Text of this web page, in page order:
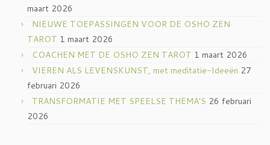
maart 2026
NIEUWE TOEPASSINGEN VOOR DE OSHO ZEN
TAROT 1 maart 2026
COACHEN MET DE OSHO ZEN TAROT 1 maart 2026
VIEREN ALS LEVENSKUNST, met meditatie-Ideeën 27
februari 2026
TRANSFORMATIE MET SPEELSE THEMA’S 26 februari
2026